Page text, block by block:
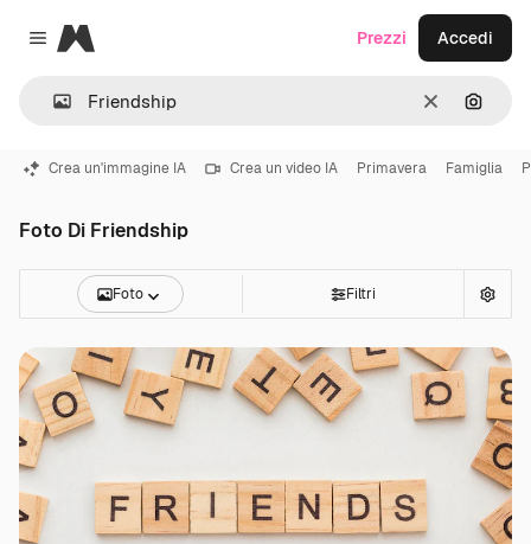
Close menu
Magnific
CancellaCerca
Prezzi Accedi
Crea un'immagine IA Crea un video IA Primavera Famiglia
Foto Di Friendship
Foto Filtri